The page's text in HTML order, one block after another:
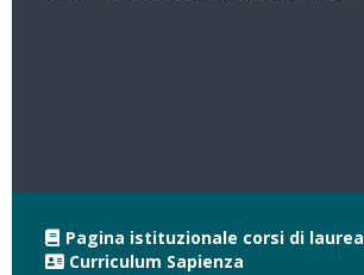
Pagina istituzionale corsi di laurea
Curriculum Sapienza